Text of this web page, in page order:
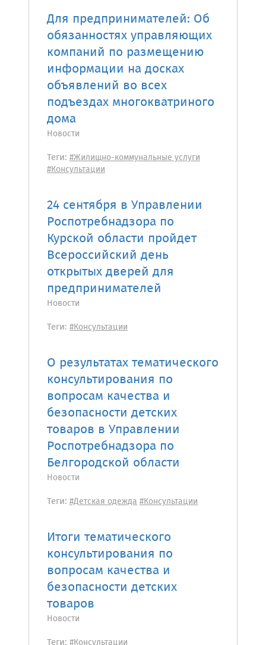
Для предпринимателей: Об
обязанностях управляющих
компаний по размещению
информации на досках
объявлений во всех
подъездах многокватриного
дома
Новости
Теги: #Жилищно-коммунальные услуги
#Консультации
24 сентября в Управлении
Роспотребнадзора по
Курской области пройдет
Всероссийский день
открытых дверей для
предпринимателей
Новости
Теги: #Консультации
О результатах тематического
консультирования по
вопросам качества и
безопасности детских
товаров в Управлении
Роспотребнадзора по
Белгородской области
Новости
Теги: #Детская одежда#Консультации
Итоги тематического
консультирования по
вопросам качества и
безопасности детских
товаров
Новости